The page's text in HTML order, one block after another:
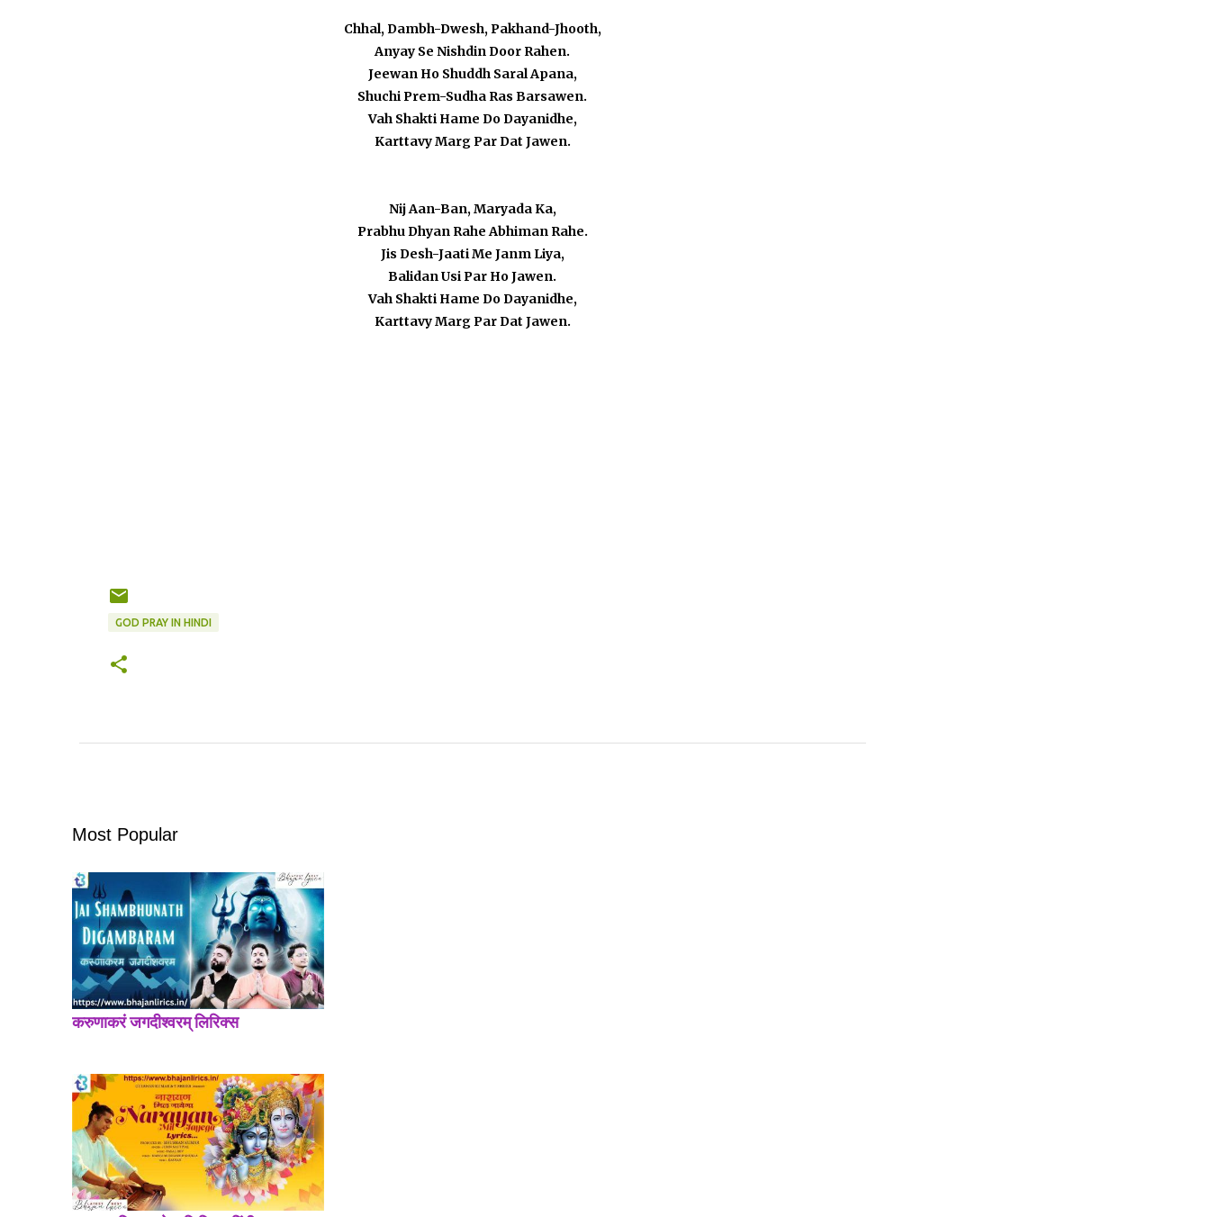
Chhal, Dambh-Dwesh, Pakhand-Jhooth,
Anyay Se Nishdin Door Rahen.
Jeewan Ho Shuddh Saral Apana,
Shuchi Prem-Sudha Ras Barsawen.
Vah Shakti Hame Do Dayanidhe,
Karttavy Marg Par Dat Jawen.
Nij Aan-Ban, Maryada Ka,
Prabhu Dhyan Rahe Abhiman Rahe.
Jis Desh-Jaati Me Janm Liya,
Balidan Usi Par Ho Jawen.
Vah Shakti Hame Do Dayanidhe,
Karttavy Marg Par Dat Jawen.
GOD PRAY IN HINDI
Most Popular
करुणाकरं जगदीश्वरम् लिरिक्स